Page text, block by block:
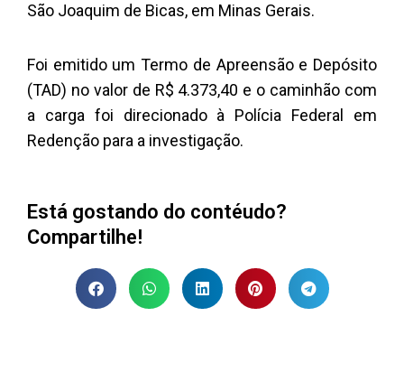
São Joaquim de Bicas, em Minas Gerais.
Foi emitido um Termo de Apreensão e Depósito
(TAD) no valor de R$ 4.373,40 e o caminhão com
a carga foi direcionado à Polícia Federal em
Redenção para a investigação.
Está gostando do contéudo?
Compartilhe!